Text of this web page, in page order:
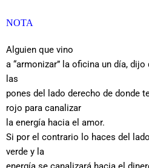
NOTA
Alguien que vino
a “armonizar” la oficina un día,
las
pones del lado derecho de donde
rojo para canalizar
la energía hacia el amor.
Si por el contrario lo haces del
verde y la